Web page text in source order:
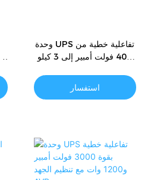
وحدة UPS تفاعلية خطية من
400 فولت أمبير إلى 3 كيلو
المنزلي والمكتبي
استفسار